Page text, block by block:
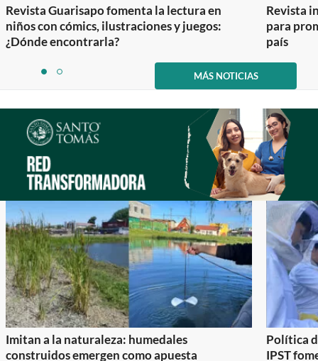
Revista Guarisapo fomenta la lectura en
niños con cómics, ilustraciones y juegos:
¿Dónde encontrarla?
Revista
para
país
itemitem
2
MÁS NOTICIAS
Imitan a la naturaleza: humedales
construidos emergen como apuesta
Política
IPST